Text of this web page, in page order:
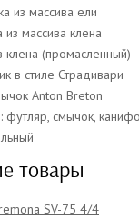
из массива ели
массива клена
клена (промасленный)
в стиле Страдивари
Anton Breton
футляр, смычок,
товары
SV-75 4/4